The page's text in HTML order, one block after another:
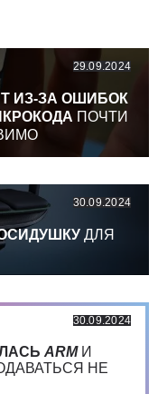
29.09.2024
ИЗ-ЗА ОШИБОК
ПОЧТИ
30.09.2024
ДЛЯ
30.09.2024
ARMИ
НЕ